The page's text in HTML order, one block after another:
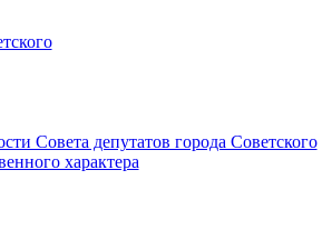
Совета депутатов города Советского
характера